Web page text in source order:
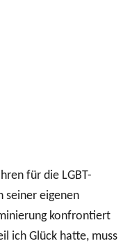
für die LGBT-
seiner eigenen
konfrontiert
ich Glück hatte, muss